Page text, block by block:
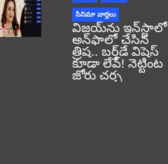
సినిమా వార్తలు
విజయ్‌ను ఇన్‌స్టాలో
అన్‌ఫాలో చేసిన
త్రిష.. బర్త్‌డే విషెస్
కూడా లేవ్! నెట్టింట
జోరు చర్చ